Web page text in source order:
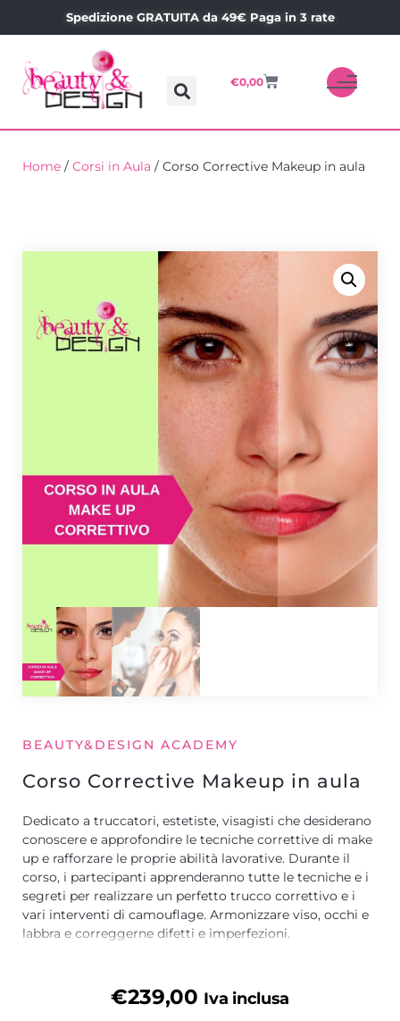
Spedizione GRATUITA da 49€ Paga in 3 rate
€0,00
Home / Corsi in Aula / Corso Corrective Makeup in aula
BEAUTY&DESIGN ACADEMY
Corso Corrective Makeup in aula
Dedicato a truccatori, estetiste, visagisti che desiderano
conoscere e approfondire le tecniche correttive di make
up e rafforzare le proprie abilità lavorative. Durante il
corso, i partecipanti apprenderanno tutte le tecniche e i
segreti per realizzare un perfetto trucco correttivo e i
vari interventi di camouflage. Armonizzare viso, occhi e
labbra e correggerne difetti e imperfezioni.
€239,00 Iva inclusa